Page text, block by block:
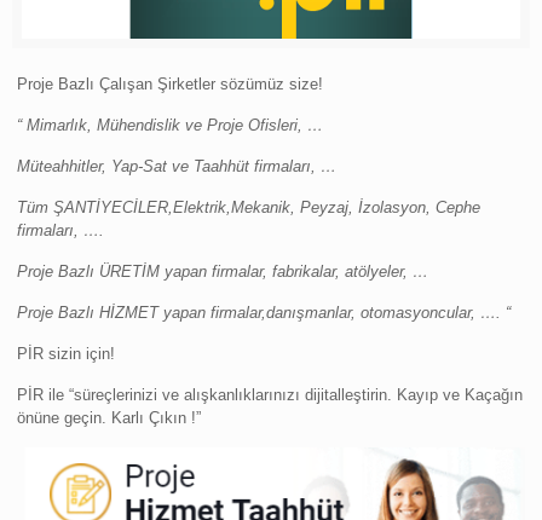
Proje Bazlı Çalışan Şirketler sözümüz size!
“Mimarlık, Mühendislik ve Proje Ofisleri, …
Müteahhitler, Yap-Sat ve Taahhüt firmaları, …
Tüm ŞANTİYECİLER,Elektrik,Mekanik, Peyzaj, İzolasyon, Cephe
firmaları, ….
Proje Bazlı ÜRETİM yapan firmalar, fabrikalar, atölyeler, …
Proje Bazlı HİZMET yapan firmalar,danışmanlar, otomasyoncular, …. “
PİR sizin için!
PİR ile “süreçlerinizi ve alışkanlıklarınızı dijitalleştirin. Kayıp ve Kaçağın
önüne geçin. Karlı Çıkın !”